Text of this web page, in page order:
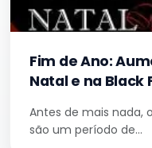
Fim de Ano:
Natal e na Black
Antes de mais nada,
são um período de…